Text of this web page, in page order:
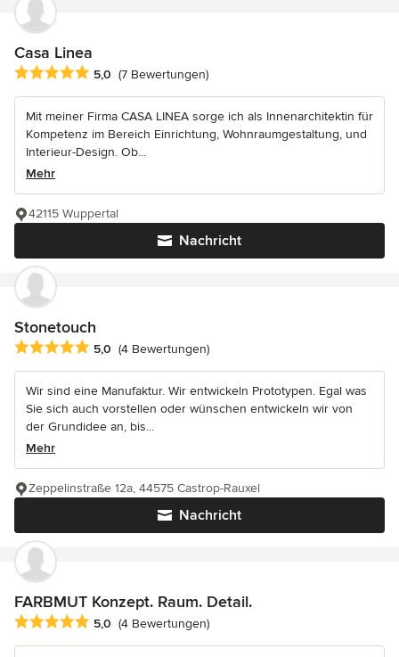
Casa Linea
Durchschnittliche Bewertung: 5 von 5 Sternen
5,0 (7 Bewertungen)
Mit meiner Firma CASA LINEA sorge ich als Innenarchitektin für
Kompetenz im Bereich Einrichtung, Wohnraumgestaltung, und
Interieur-Design. Ob...
Mehr
Nachricht
42115 Wuppertal
Stonetouch
Durchschnittliche Bewertung: 5 von 5 Sternen
5,0 (4 Bewertungen)
Wir sind eine Manufaktur. Wir entwickeln Prototypen. Egal was
Sie sich auch vorstellen oder wünschen entwickeln wir von
der Grundidee an, bis...
Mehr
Nachricht
Zeppelinstraße 12a, 44575 Castrop-Rauxel
FARBMUT Konzept. Raum. Detail.
Durchschnittliche Bewertung: 5 von 5 Sternen
5,0 (4 Bewertungen)